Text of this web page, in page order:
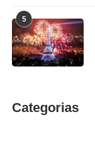
5
Categorias